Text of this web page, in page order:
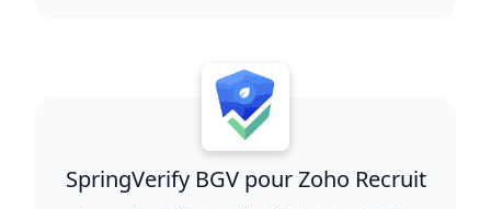
SpringVerify BGV pour Zoho Recruit